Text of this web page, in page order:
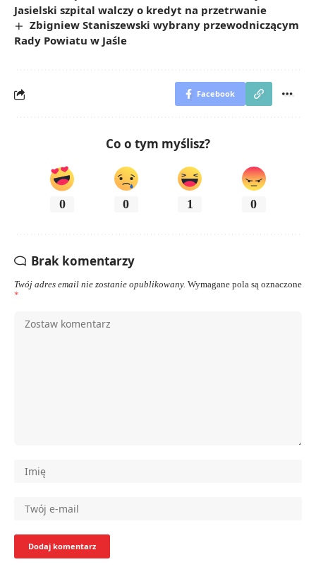
Jasielski szpital walczy o kredyt na przetrwanie
Zbigniew Staniszewski wybrany przewodniczącym
Rady Powiatu w Jaśle
Facebook
Co o tym myślisz?
0 0 1 0
Brak komentarzy
Twój adres email nie zostanie opublikowany. Wymagane pola są oznaczone
*